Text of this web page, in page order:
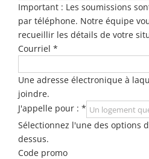
Important : Les soumissions
par téléphone. Notre équipe
recueillir les détails de votre
Courriel *
Une adresse électronique à
joindre.
J'appelle pour : *
Sélectionnez l'une des options
dessus.
Code promo